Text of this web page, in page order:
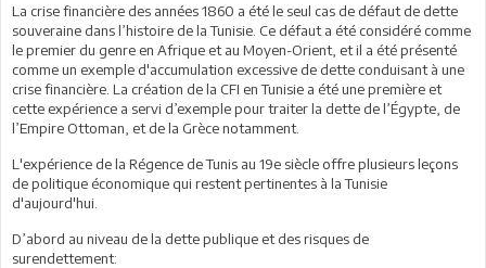
La crise financière des années 1860 a été le seul cas de défaut de dette
souveraine dans l’histoire de la Tunisie. Ce défaut a été considéré comme
le premier du genre en Afrique et au Moyen-Orient, et il a été présenté
comme un exemple d'accumulation excessive de dette conduisant à une
crise financière. La création de la CFI en Tunisie a été une première et
cette expérience a servi d’exemple pour traiter la dette de l’Égypte, de
l’Empire Ottoman, et de la Grèce notamment.
L'expérience de la Régence de Tunis au 19e siècle offre plusieurs leçons
de politique économique qui restent pertinentes à la Tunisie
d'aujourd'hui.
D’abord au niveau de la dette publique et des risques de
surendettement: